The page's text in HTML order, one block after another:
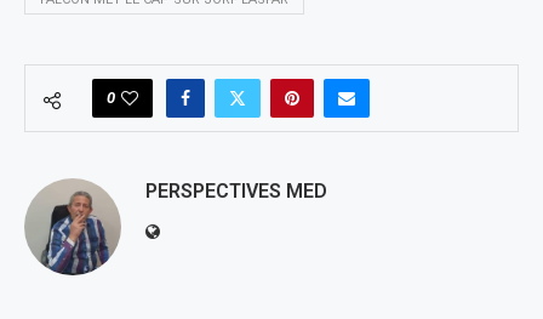
0
PERSPECTIVES MED